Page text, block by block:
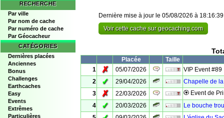
RECHERCHE
Par ville
Par nom de cache
Par numéro de cache
Par Géocacheur
CATÉGORIES
Dernières placées
Anciennes
Bonus
Challenges
Earthcaches
Easy
Events
Extrêmes
Particulières
Dernière mise à jour le 05/08/2026 à 18:16:39
Voir cette cache sur geocaching.com
Placée
Taille
1
✗ 05/07/2026
VIP Event #89
2
✓ 29/04/2026
Chapelle de
3
✗ 22/03/2026
🏵 Event de
4
✓ 20/03/2026
Le bouche